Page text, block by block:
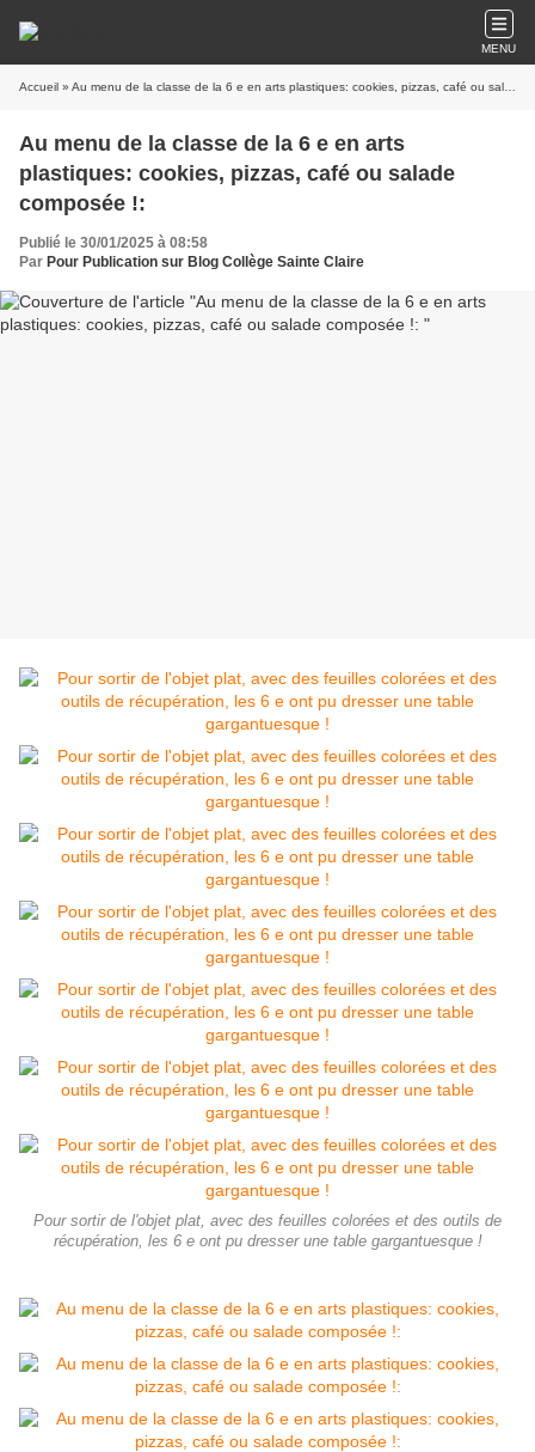
MENU
Accueil » Au menu de la classe de la 6 e en arts plastiques: cookies, pizzas, café ou salade composée !:
Au menu de la classe de la 6 e en arts
plastiques: cookies, pizzas, café ou salade
composée !:
Publié le 30/01/2025 à 08:58
Par Pour Publication sur Blog Collège Sainte Claire
Pour sortir de l'objet plat, avec des feuilles colorées et des outils de
récupération, les 6 e ont pu dresser une table gargantuesque !